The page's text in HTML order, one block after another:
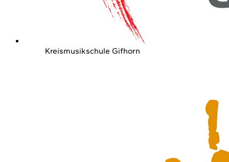
Kreismusikschule Gifhorn